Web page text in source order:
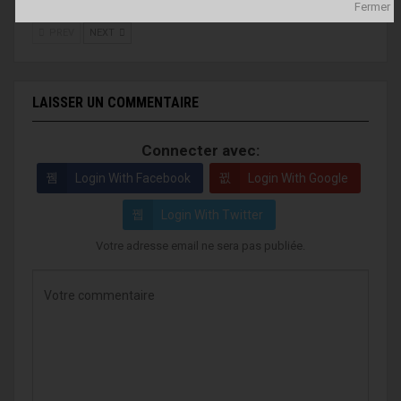
LAISSER UN COMMENTAIRE
Connecter avec:
Login With Facebook Login With Google
Login With Twitter
Votre adresse email ne sera pas publiée.